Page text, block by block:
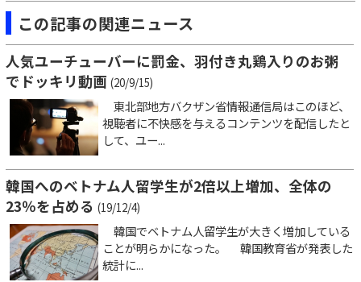
この記事の関連ニュース
人気ユーチューバーに罰金、羽付き丸鶏入りのお粥
でドッキリ動画 (20/9/15)
東北部地方バクザン省情報通信局はこのほど、
視聴者に不快感を与えるコンテンツを配信したと
して、ユー...
韓国へのベトナム人留学生が2倍以上増加、全体の
23％を占める (19/12/4)
韓国でベトナム人留学生が大きく増加している
ことが明らかになった。 韓国教育省が発表した
統計に...